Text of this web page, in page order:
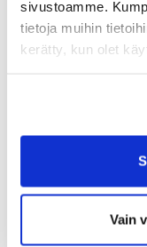
sivustoamme.
tietoja muihin
kerätty, kun olet
Vain
Haluan tilata